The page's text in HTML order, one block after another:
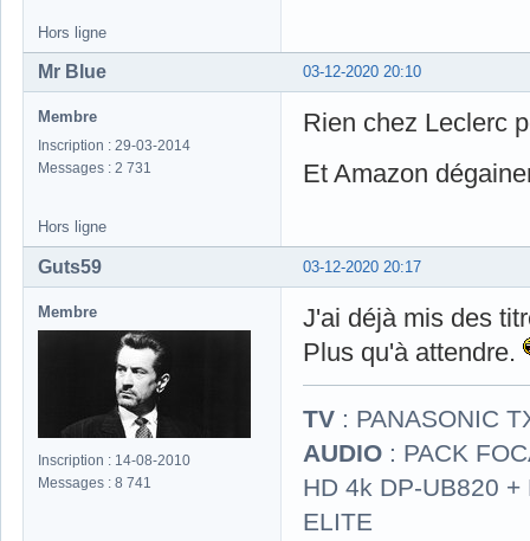
Hors ligne
03-12-2020 20:10
Mr Blue
Membre
Inscription : 29-03-2014
Messages : 2 731
Rien chez Leclerc
Et Amazon
Hors ligne
03-12-2020 20:17
Guts59
Membre
Inscription : 14-08-2010
Messages : 8 741
J'ai déjà mis des
Plus qu'à attendre.
TV : PANASONIC
AUDIO : PACK
HD 4k DP-UB820
ELITE